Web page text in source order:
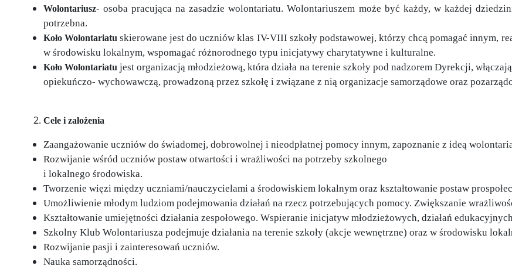
Wolontariusz- osoba pracująca na zasadzie wolontariatu. Wolontariuszem może być każdy, w każdej
potrzebna.
Koło Wolontariatuskierowane jest do uczniów klas IV-VIII szkoły podstawowej, którzy chcą pomagać innym,
w środowisku lokalnym, wspomagać różnorodnego typu inicjatywy charytatywne i kulturalne.
Koło Wolontariatujest organizacją młodzieżową, która działa na terenie szkoły pod nadzorem Dyrekcji,
opiekuńczo- wychowawczą, prowadzoną przez szkołę i związane z nią organizacje samorządowe oraz
Cele i założenia
Zaangażowanie uczniów do świadomej, dobrowolnej i nieodpłatnej pomocy innym, zapoznanie z ideą
Rozwijanie wśród uczniów postaw otwartości i wrażliwości na potrzeby szkolnego
i lokalnego środowiska.
Tworzenie więzi między uczniami/nauczycielami a środowiskiem lokalnym oraz kształtowanie postaw
Umożliwienie młodym ludziom podejmowania działań na rzecz potrzebujących pomocy. Zwiększanie
Kształtowanie umiejętności działania zespołowego. Wspieranie inicjatyw młodzieżowych, działań
Szkolny Klub Wolontariusza podejmuje działania na terenie szkoły (akcje wewnętrzne) oraz w środowisku
Rozwijanie pasji i zainteresowań uczniów.
Nauka samorządności.